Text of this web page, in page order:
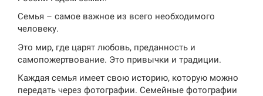
Семья – самое важное из всего необходимого
человеку.
Это мир, где царят любовь, преданность и
самопожертвование. Это привычки и традиции.
Каждая семья имеет свою историю, которую можно
передать через фотографии. Семейные фотографии